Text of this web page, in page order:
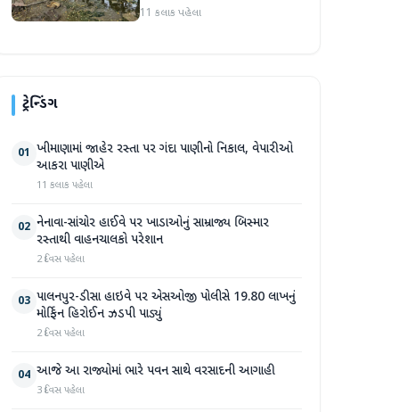
સપ્તાહમાં સેંકડો ભૂંડોના મોત
11 કલાક પહેલા
ટ્રેન્ડિંગ
01 ખીમાણામાં જાહેર રસ્તા પર ગંદા પાણીનો નિકાલ, વેપારીઓ
આકરા પાણીએ
11 કલાક પહેલા
02 નેનાવા-સાંચોર હાઈવે પર ખાડાઓનું સામ્રાજ્ય બિસ્માર
રસ્તાથી વાહનચાલકો પરેશાન
2 દિવસ પહેલા
03 પાલનપુર-ડીસા હાઇવે પર એસઓજી પોલીસે 19.80 લાખનું
મોર્ફિન હિરોઈન ઝડપી પાડ્યું
2 દિવસ પહેલા
04 આજે આ રાજ્યોમાં ભારે પવન સાથે વરસાદની આગાહી
3 દિવસ પહેલા